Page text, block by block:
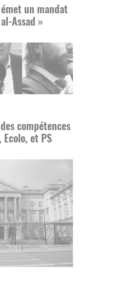
un mandat
Assad »
compétences
et PS